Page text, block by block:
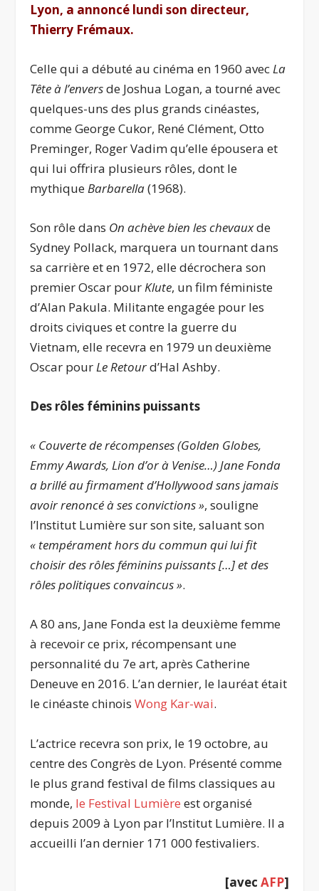
Lyon, a annoncé lundi son directeur,
Thierry Frémaux.
Celle qui a débuté au cinéma en 1960 avecLa
Tête à l’enversde Joshua Logan, a tourné avec
quelques-uns des plus grands cinéastes,
comme George Cukor, René Clément, Otto
Preminger, Roger Vadim qu’elle épousera et
qui lui offrira plusieurs rôles, dont le
mythiqueBarbarella(1968).
Son rôle dans On achève bien les chevauxde
Sydney Pollack, marquera un tournant dans
sa carrière et en 1972, elle décrochera son
premier Oscar pourKlute, un film féministe
d’Alan Pakula. Militante engagée pour les
droits civiques et contre la guerre du
Vietnam, elle recevra en 1979 un deuxième
Oscar pourLe Retourd’Hal Ashby.
Des rôles féminins puissants
« Couverte de récompenses (Golden Globes,
Emmy Awards, Lion d’or à Venise…) Jane Fonda
a brillé au firmament d’Hollywood sans jamais
avoir renoncé à ses convictions », souligne
l’Institut Lumière sur son site, saluant son
« tempérament hors du commun qui lui fit
choisir des rôles féminins puissants […] et des
rôles politiques convaincus ».
A 80 ans, Jane Fonda est la deuxième femme
à recevoir ce prix, récompensant une
personnalité du 7e art, après Catherine
Deneuve en 2016. L’an dernier, le lauréat était
le cinéaste chinoisWong Kar-wai.
L’actrice recevra son prix, le 19 octobre, au
centre des Congrès de Lyon. Présenté comme
le plus grand festival de films classiques au
monde, le Festival Lumière est organisé
depuis 2009 à Lyon par l’Institut Lumière. Il a
accueilli l’an dernier 171 000 festivaliers.
[avec AFP]